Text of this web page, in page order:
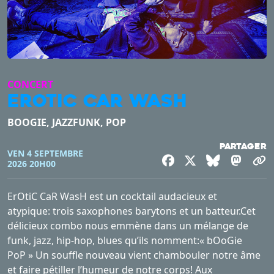
CONCERT
EROTIC CAR WASH
BOOGIE, JAZZFUNK, POP
VEN 4 SEPTEMBRE
2026 20H00
Partager
FacebookBluesky
ErOtiC CaR WasH est un cocktail audacieux et
atypique: trois saxophones barytons et un batteur.Cet
délicieux combo nous emmène dans un mélange de
funk, jazz, hip-hop, blues qu’ils nomment:« bOoGie
PoP » Un souffle nouveau vient chambouler notre âme
et faire pétiller l’humeur de notre corps! Aux